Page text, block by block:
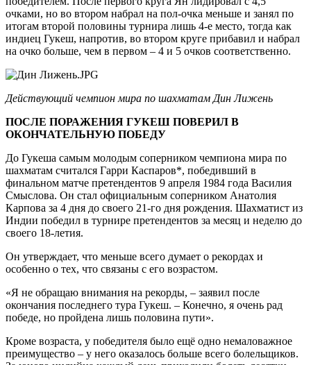
очками, но во втором набрал на пол-очка меньше и занял по
итогам второй половины турнира лишь 4-е место, тогда как
индиец Гукеш, напротив, во втором круге прибавил и набрал
на очко больше, чем в первом – 4 и 5 очков соответственно.
Действующий чемпион мира по шахматам Дин Лижень
ПОСЛЕ ПОРАЖЕНИЯ ГУКЕШ ПОВЕРИЛ В
ОКОНЧАТЕЛЬНУЮ ПОБЕДУ
До Гукеша самым молодым соперником чемпиона мира по
шахматам считался Гарри Каспаров*, победивший в
финальном матче претендентов 9 апреля 1984 года Василия
Смыслова. Он стал официальным соперником Анатолия
Карпова за 4 дня до своего 21-го дня рождения. Шахматист из
Индии победил в турнире претендентов за месяц и неделю до
своего 18-летия.
Он утверждает, что меньше всего думает о рекордах и
особенно о тех, что связаны с его возрастом.
«Я не обращаю внимания на рекорды, – заявил после
окончания последнего тура Гукеш. – Конечно, я очень рад
победе, но пройдена лишь половина пути».
Кроме возраста, у победителя было ещё одно немаловажное
преимущество – у него оказалось больше всего болельщиков.